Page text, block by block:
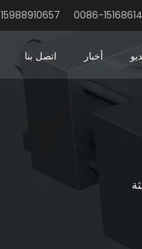
أخبار اتصل بنا